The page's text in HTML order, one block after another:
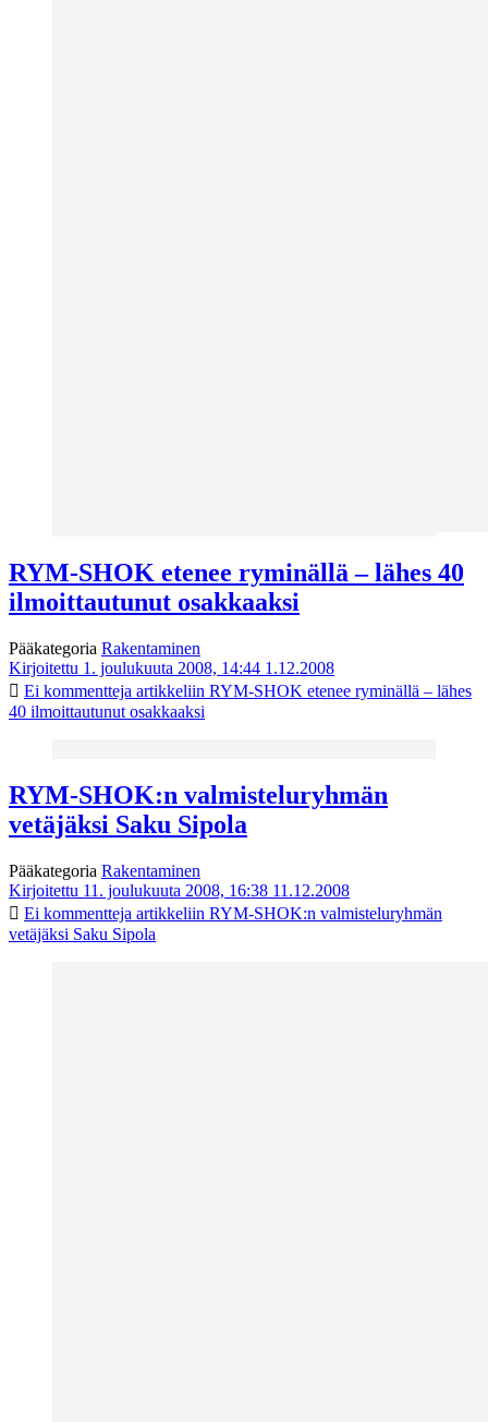
RYM-SHOK etenee ryminällä – lähes 40
ilmoittautunut osakkaaksi
Pääkategoria Rakentaminen
Kirjoitettu 1. joulukuuta 2008, 14:44 1.12.2008
Ei kommentteja artikkeliin RYM-SHOK etenee ryminällä – lähes
40 ilmoittautunut osakkaaksi
RYM-SHOK:n valmisteluryhmän
vetäjäksi Saku Sipola
Pääkategoria Rakentaminen
Kirjoitettu 11. joulukuuta 2008, 16:38 11.12.2008
Ei kommentteja artikkeliin RYM-SHOK:n valmisteluryhmän
vetäjäksi Saku Sipola